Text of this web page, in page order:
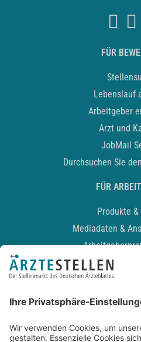
FÜR
Lebenslauf
Arbeitgeber
Arzt und
JobMail
Durchsuchen Sie
FÜR
Produkte &
Mediadaten &
Recruiting-